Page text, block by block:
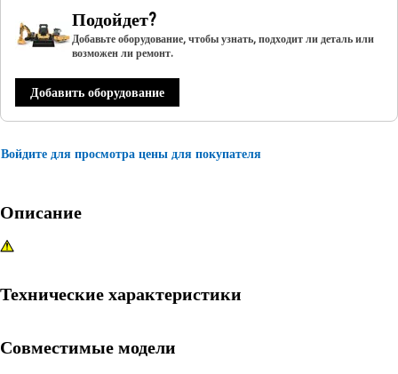
Подойдет?
Добавьте оборудование, чтобы узнать, подходит ли деталь или
возможен ли ремонт.
Добавить оборудование
Войдите для просмотра цены для покупателя
Описание
Технические характеристики
Совместимые модели